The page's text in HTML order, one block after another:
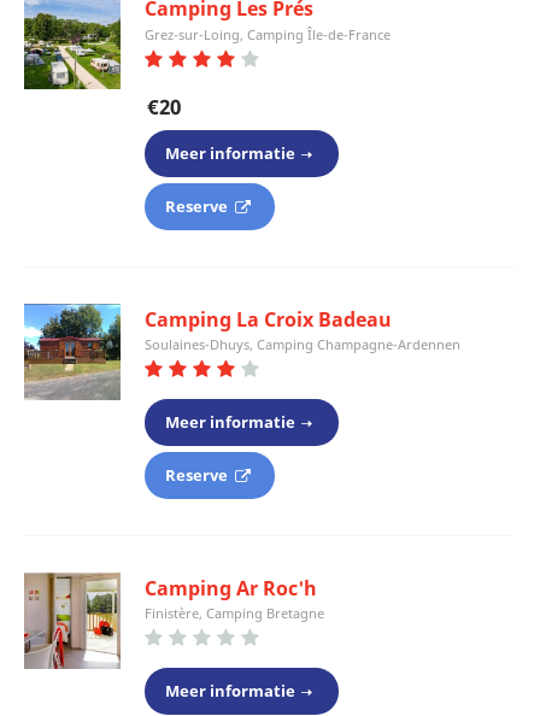
Camping Les Prés
Grez-sur-Loing, Camping Île-de-France
€20
Meer informatie
Reserve
Camping La Croix Badeau
Soulaines-Dhuys, Camping Champagne-Ardennen
Meer informatie
Reserve
Camping Ar Roc'h
Finistère, Camping Bretagne
Meer informatie